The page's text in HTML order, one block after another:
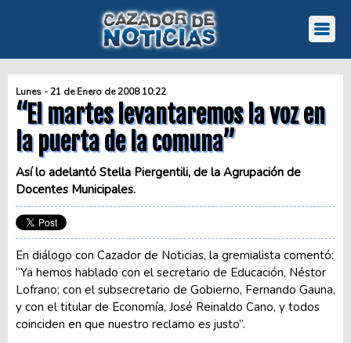
Lunes - 21 de Enero de 2008 10:22
“El martes levantaremos la voz en
la puerta de la comuna”
Así lo adelantó Stella Piergentili, de la Agrupación de
Docentes Municipales.
En diálogo con Cazador de Noticias, la gremialista comentó:
“Ya hemos hablado con el secretario de Educación, Néstor
Lofrano; con el subsecretario de Gobierno, Fernando Gauna,
y con el titular de Economía, José Reinaldo Cano, y todos
coinciden en que nuestro reclamo es justo”.